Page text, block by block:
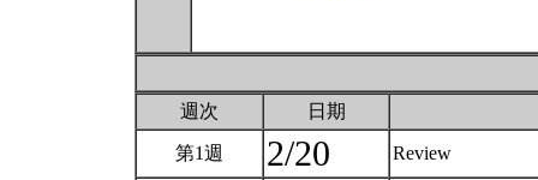
週次 日期
第1週 2/20 Review